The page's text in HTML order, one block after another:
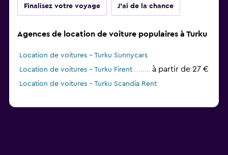
Finalisez votre voyage J'ai de la chance
Agences de location de voiture populaires à Turku
Location de voitures - Turku Sunnycars
Location de voitures - Turku Firent
à partir de 27 €
Location de voitures - Turku Scandia Rent